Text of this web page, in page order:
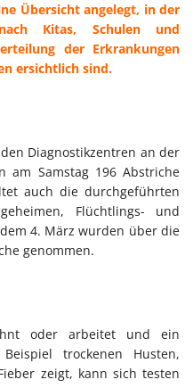
Übersicht angelegt, in der
Kitas, Schulen und
der Erkrankungen
ersichtlich sind.
Diagnostikzentren an der
am Samstag 196 Abstriche
auch die durchgeführten
Flüchtlings- und
4. März wurden über die
genommen.
oder arbeitet und ein
trockenen Husten,
zeigt, kann sich testen